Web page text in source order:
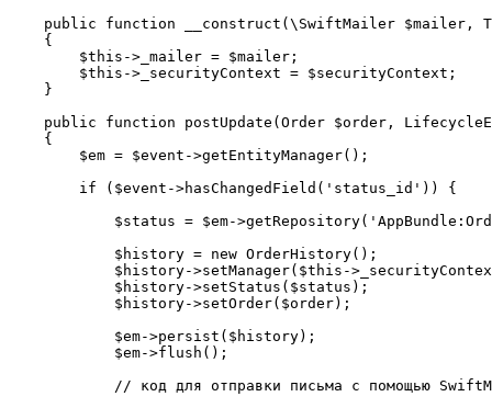
public function __construct(\SwiftMailer $mailer,
    {
        $this->_mailer = $mailer;
        $this->_securityContext = $securityContext;
    }
public function postUpdate(Order $order,
    {
        $em = $event->getEntityManager();
        if ($event->hasChangedField('status_id')) {
$status = $em-
            $history = new OrderHistory();
$history->setManager($this-
            $history->setStatus($status);
            $history->setOrder($order);
            $em->persist($history);
            $em->flush();
// код для отправки письма с помощью